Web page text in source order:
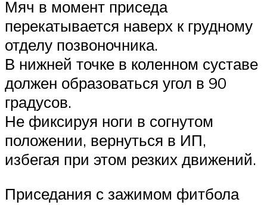
Мяч в момент приседа
перекатывается наверх к грудному
отделу позвоночника.
В нижней точке в коленном суставе
должен образоваться угол в 90
градусов.
Не фиксируя ноги в согнутом
положении, вернуться в ИП,
избегая при этом резких движений.
Приседания с зажимом фитбола